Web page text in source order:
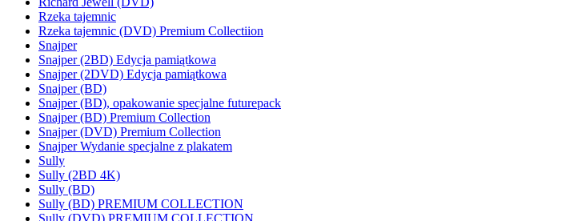
Rzeka tajemnic
Rzeka tajemnic (DVD) Premium Collectiion
Snajper
Snajper (2BD) Edycja pamiątkowa
Snajper (2DVD) Edycja pamiątkowa
Snajper (BD)
Snajper (BD), opakowanie specjalne futurepack
Snajper (BD) Premium Collection
Snajper (DVD) Premium Collection
Snajper Wydanie specjalne z plakatem
Sully
Sully (2BD 4K)
Sully (BD)
Sully (BD) PREMIUM COLLECTION
Sully (DVD) PREMIUM COLLECTION